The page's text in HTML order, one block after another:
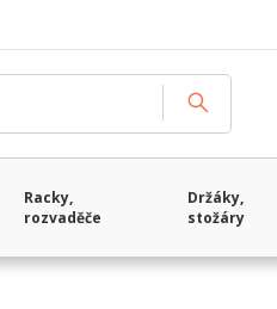
Racky,
rozvaděče
Držáky,
stožáry